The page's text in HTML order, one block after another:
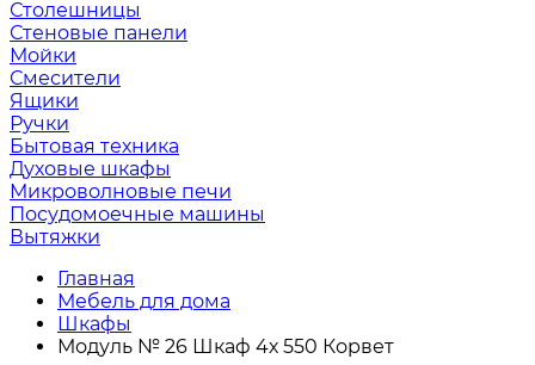
Столешницы
Стеновые панели
Мойки
Смесители
Ящики
Ручки
Бытовая техника
Духовые шкафы
Микроволновые печи
Посудомоечные машины
Вытяжки
Главная
Мебель для дома
Шкафы
Модуль № 26 Шкаф 4х 550 Корвет